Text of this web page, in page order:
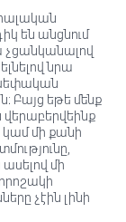
են անցնում
չցանկանալով
նրա
սեփական
Բայց եթե մենք
վերաբերվեինք
կամ մի քանի
մի
չէին լինի